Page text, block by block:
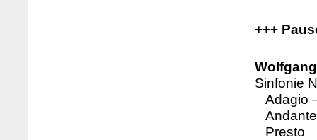
+++
Sinfonie
Adagio
Andante
Presto